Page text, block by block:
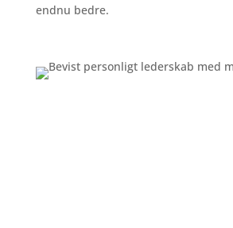
endnu bedre.